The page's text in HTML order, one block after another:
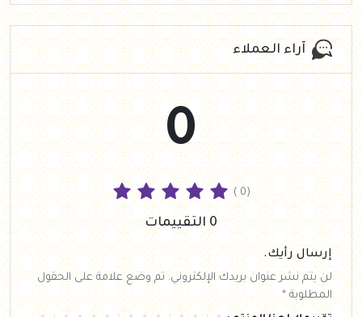
آراء العملاء
0
( 0)
0 التقييمات
إرسال رأيك.
لن يتم نشر عنوان بريدك الإلكتروني. تم وضع علامة على الحقول
المطلوبة *